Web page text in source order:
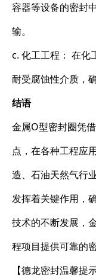
容器等设备的密封
输。
c. 化工工程： 在化
耐受腐蚀性介质，
结语
金属O型密封圈凭
点，在各种工程应
造、石油天然气行
发挥着关键作用，
技术的不断发展，
程项目提供可靠的
【德龙密封温馨